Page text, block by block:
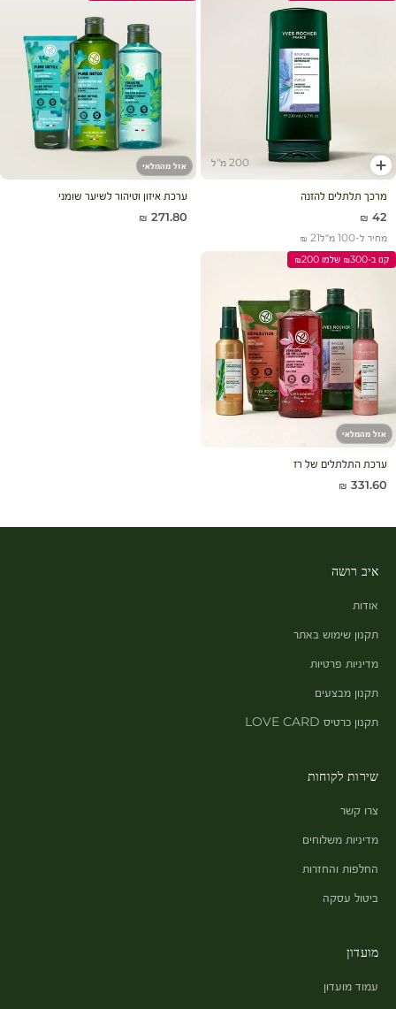
200 מ"ל
הוסף לעגלה
מרכך תלתלים להזנה
מחיר מבצע
42 ₪
מחיר ל-100 מ״ל 21 ₪
אזל מהמלאי
ערכת איזון וטיהור לשיער שומני
מחיר מבצע
271.80 ₪
קנו ב-₪300 שלמו ₪200
אזל מהמלאי
ערכת התלתלים של רז
מחיר מבצע
331.60 ₪
איב רושה
אודות
תקנון שימוש באתר
מדיניות פרטיות
תקנון מבצעים
תקנון כרטיס LOVE CARD
שירות לקוחות
צרו קשר
מדיניות משלוחים
החלפות והחזרות
ביטול עסקה
מועדון
עמוד מועדון